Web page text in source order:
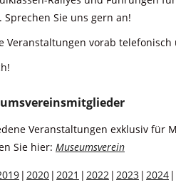
Sie uns gern an!
Veranstaltungen vorab telefonisch
Veranstaltungen exklusiv für
Sie hier: Museumsverein
2020 2021 2022 2023 2024